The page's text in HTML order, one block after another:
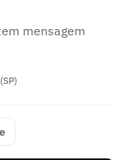
mensagem